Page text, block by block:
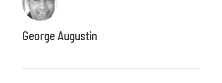
George Augustin